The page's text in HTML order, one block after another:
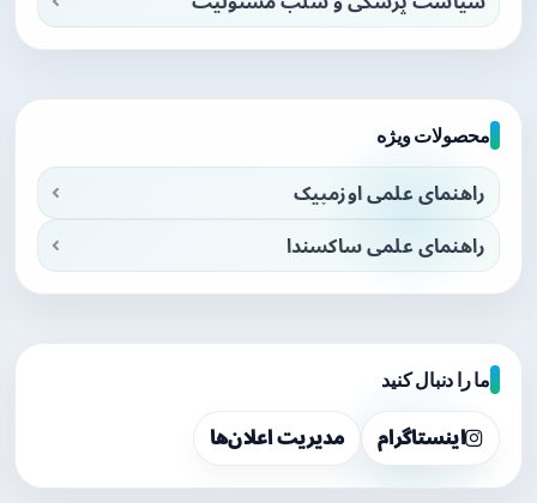
محصولات ویژه
راهنمای علمی اوزمپیک
راهنمای علمی ساکسندا
ما را دنبال کنید
اینستاگرام مدیریت اعلان‌ها